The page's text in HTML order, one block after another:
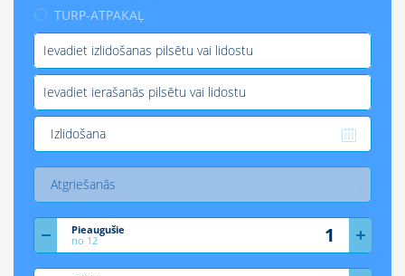
TURP-ATPAKAĻ
Pieaugušie
no 12